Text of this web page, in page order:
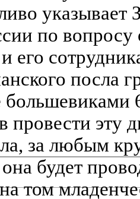
по
его
посла
провести эту
за любым
будет
том